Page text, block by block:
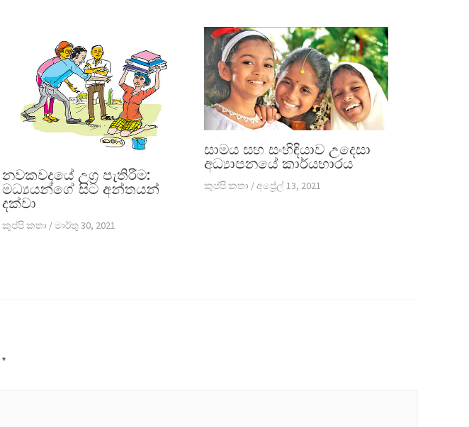
නවකවදයේ උග්‍ර පැතිරීම:
මධ්‍යයන්ගේ සිට අන්තයන්
දක්වා
කුප්පි කතා /මාර්තු 30, 2021
සාමය සහ සංහිඳියාව උදෙසා
අධ්‍යාපනයේ කාර්යභාරය
කුප්පි කතා /අප්‍රේල් 13, 2021
*